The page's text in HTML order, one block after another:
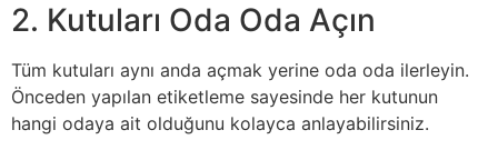
2. Kutuları Oda Oda Açın
Tüm kutuları aynı anda açmak yerine oda oda ilerleyin.
Önceden yapılan etiketleme sayesinde her kutunun
hangi odaya ait olduğunu kolayca anlayabilirsiniz.